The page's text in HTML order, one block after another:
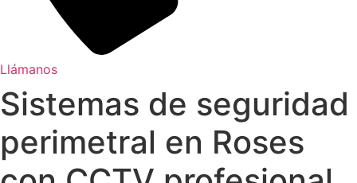
Llámanos
Sistemas de seguridad
perimetral en Roses